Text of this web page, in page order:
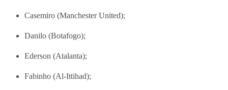
Casemiro (Manchester United);
Danilo (Botafogo);
Ederson (Atalanta);
Fabinho (Al-Ittihad);